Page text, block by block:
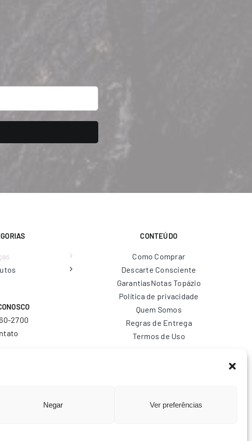
Negar Ver preferências
2700
CONTEÚDO
Como Comprar
Descarte Consciente
GarantiasNotas Topázio
Política de privacidade
Quem Somos
Regras de Entrega
Termos de Uso